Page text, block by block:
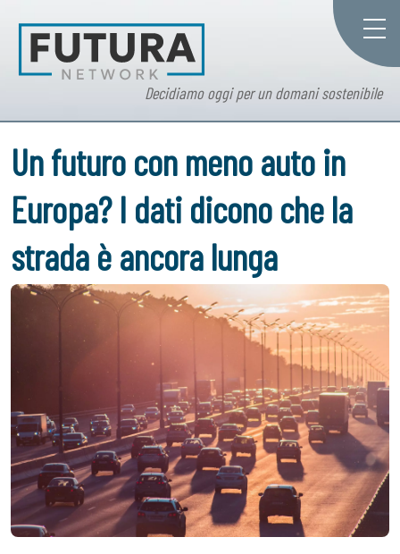
Decidiamo oggi per un domani sostenibile
Un futuro con meno auto in
Europa? I dati dicono che la
strada è ancora lunga